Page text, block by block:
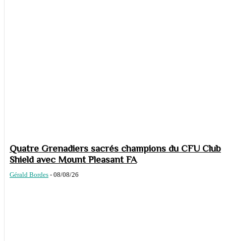
Quatre Grenadiers sacrés champions du CFU Club
Shield avec Mount Pleasant FA
Gérald Bordes - 08/08/26